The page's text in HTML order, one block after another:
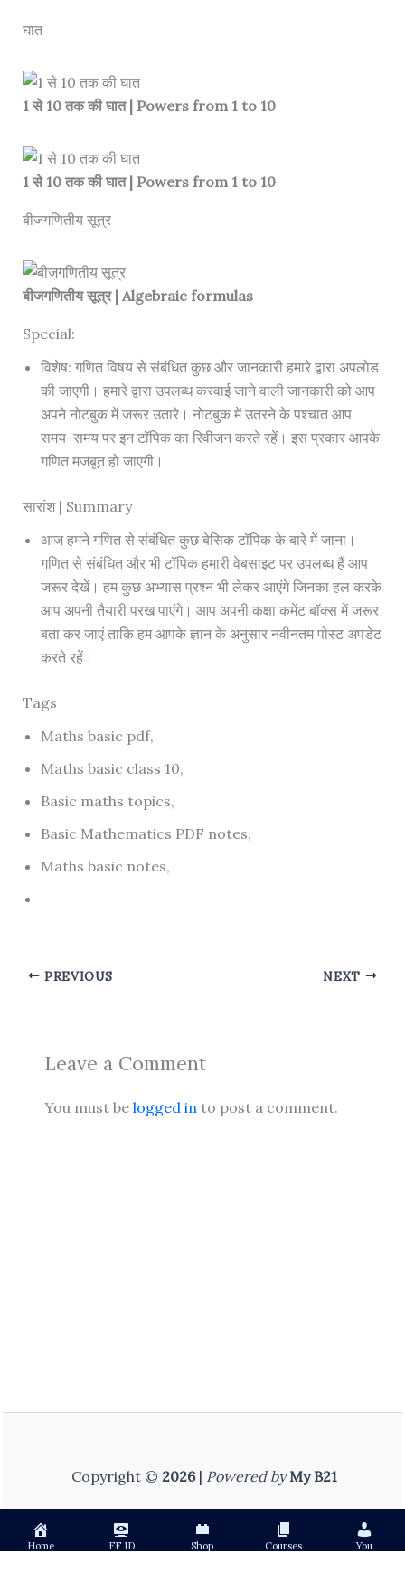
घात
1 से 10 तक की घात | Powers from 1 to 10
1 से 10 तक की घात | Powers from 1 to 10
बीजगणितीय सूत्र
बीजगणितीय सूत्र | Algebraic formulas
Special:
विशेष: गणित विषय से संबंधित कुछ और जानकारी हमारे द्वारा अपलोड
की जाएगी। हमारे द्वारा उपलब्ध करवाई जाने वाली जानकारी को आप
अपने नोटबुक में जरूर उतारे। नोटबुक में उतरने के पश्चात आप
समय-समय पर इन टॉपिक का रिवीजन करते रहें। इस प्रकार आपके
गणित मजबूत हो जाएगी।
सारांश | Summary
आज हमने गणित से संबंधित कुछ बेसिक टॉपिक के बारे में जाना।
गणित से संबंधित और भी टॉपिक हमारी वेबसाइट पर उपलब्ध हैं आप
जरूर देखें। हम कुछ अभ्यास प्रश्न भी लेकर आएंगे जिनका हल करके
आप अपनी तैयारी परख पाएंगे। आप अपनी कक्षा कमेंट बॉक्स में जरूर
बता कर जाएं ताकि हम आपके ज्ञान के अनुसार नवीनतम पोस्ट अपडेट
करते रहें।
Tags
Maths basic pdf,
Maths basic class 10,
Basic maths topics,
Basic Mathematics PDF notes,
Maths basic notes,
PREVIOUS NEXT
Leave a Comment
You must be logged in to post a comment.
Copyright © 2026| Powered by My B21
Home FF ID Shop Courses You